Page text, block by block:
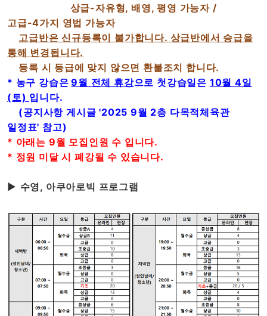
상급-자유형, 배영, 평영 가능자 /
고급-4가지 영법 가능자
고급반은 신규등록이 불가합니다. 상급반에서 승급을
통해 변경됩니다.
등록 시 등급에 맞지 않으면 환불조치 합니다.
* 농구 강습은 9월 전체 휴강으로 첫강습일은 10월 4일
(토) 입니다.
(공지사항 게시글 '2025 9월 2층 다목적체육관
일정표' 참고)
* 아래는 9월 모집인원 수 입니다.
* 정원 미달 시 폐강될 수 있습니다.
▶ 수영, 아쿠아로빅 프로그램